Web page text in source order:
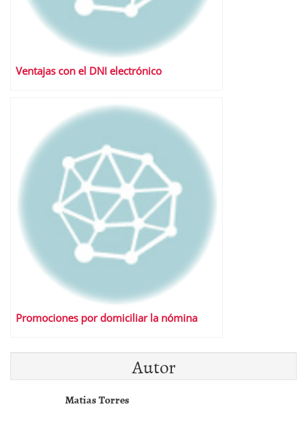
Ventajas con el DNI electrónico
Promociones por domiciliar la nómina
Autor
Matias Torres